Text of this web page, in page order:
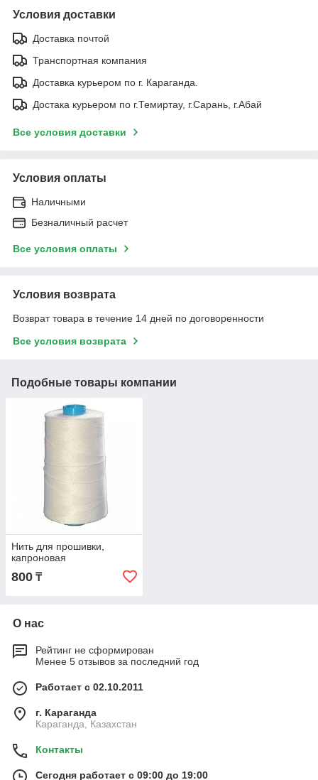
Условия доставки
Доставка почтой
Транспортная компания
Доставка курьером по г. Караганда.
Достака курьером по г.Темиртау, г.Сарань, г.Абай
Все условия доставки
Условия оплаты
Наличными
Безналичный расчет
Все условия оплаты
Условия возврата
Возврат товара в течение 14 дней по договоренности
Все условия возврата
Подобные товары компании
Нить для прошивки,
капроновая
800 ₸
О нас
Рейтинг не сформирован
Менее 5 отзывов за последний год
Работает с 02.10.2011
г. Караганда
Караганда, Казахстан
Контакты
Сегодня работает с 09:00 до 19:00